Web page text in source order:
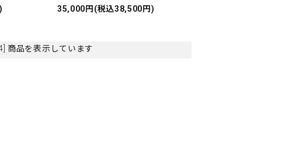
35,000円(税込38,500円)
商品を表示しています